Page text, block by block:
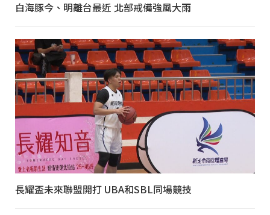
白海豚今、明離台最近 北部戒備強風大雨
長耀盃未來聯盟開打 UBA和SBL同場競技